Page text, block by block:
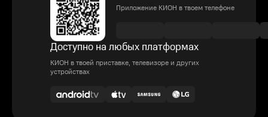
Приложение КИОН в твоем телефоне
Доступно на любых платформах
КИОН в твоей приставке, телевизоре и других
устройствах